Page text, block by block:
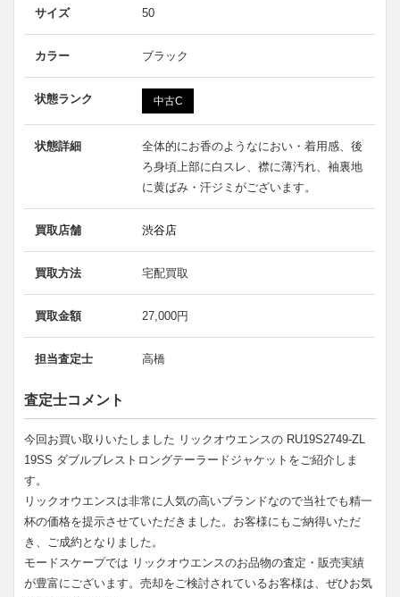
サイズ 50
カラー ブラック
状態ランク 中古C
状態詳細
全体的にお香のようなにおい・着用感、後
ろ身頃上部に白スレ、襟に薄汚れ、袖裏地
に黄ばみ・汗ジミがございます。
買取店舗 渋谷店
買取方法 宅配買取
買取金額 27,000円
担当査定士 高橋
査定士コメント
今回お買い取りいたしました リックオウエンスの RU19S2749-ZL
19SS ダブルブレストロングテーラードジャケットをご紹介しま
す。
リックオウエンスは非常に人気の高いブランドなので当社でも精一
杯の価格を提示させていただきました。お客様にもご納得いただ
き、ご成約となりました。
モードスケープでは リックオウエンスのお品物の査定・販売実績
が豊富にございます。売却をご検討されているお客様は、ぜひお気